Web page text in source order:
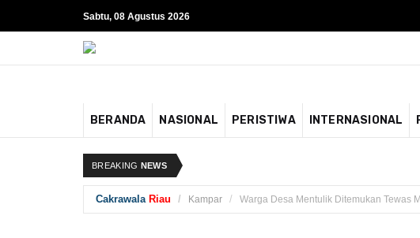
Sabtu, 08 Agustus 2026
BERANDA NASIONAL PERISTIWA INTERNASIONAL
BREAKING NEWS
Cakrawala Riau Kampar Warga Desa Mentulik Ditemukan Tewas